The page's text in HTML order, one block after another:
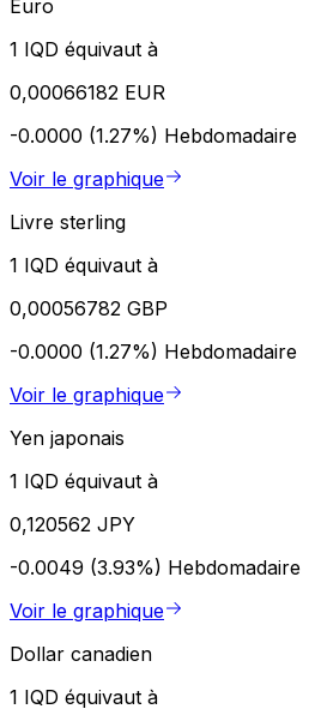
Euro
1 IQD équivaut à
0,00066182 EUR
-0.0000 (1.27%) Hebdomadaire
Voir le graphique
Livre sterling
1 IQD équivaut à
0,00056782 GBP
-0.0000 (1.27%) Hebdomadaire
Voir le graphique
Yen japonais
1 IQD équivaut à
0,120562 JPY
-0.0049 (3.93%) Hebdomadaire
Voir le graphique
Dollar canadien
1 IQD équivaut à